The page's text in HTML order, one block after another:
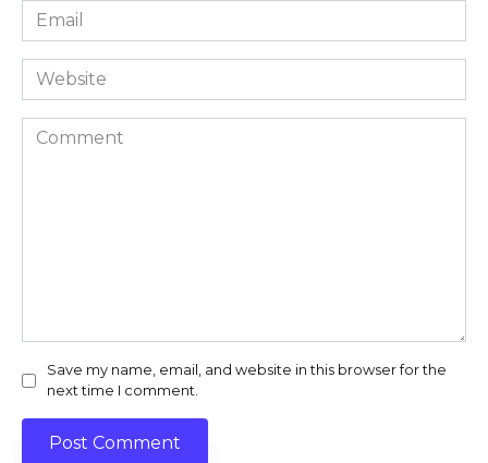
Email
*
Website
Comment
Save my name, email, and website in this browser for the
next time I comment.